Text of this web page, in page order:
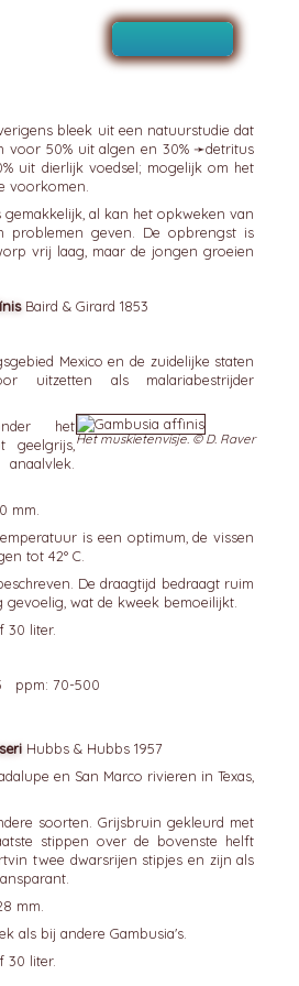
bleek uit een natuurstudie dat
voor 50% uit algen en 30% ➛detritus
uit dierlijk voedsel; mogelijk om het
voorkomen.
al kan het opkweken van
problemen geven. De opbrengst is
vrij laag, maar de jongen groeien
Baird & Girard 1853
Mexico en de zuidelijke staten
uitzetten als malariabestrijder
Het muskietenvisje. © D. Raver
het
geelgrijs,
mm.
is een optimum, de vissen
tot 42° C.
De draagtijd bedraagt ruim
wat de kweek bemoeilijkt.
30 liter.
ppm: 70-500
Hubbs & Hubbs 1957
en San Marco rivieren in Texas,
soorten. Grijsbruin gekleurd met
stippen over de bovenste helft
twee dwarsrijen stipjes en zijn als
mm.
als bij andere Gambusia's.
30 liter.